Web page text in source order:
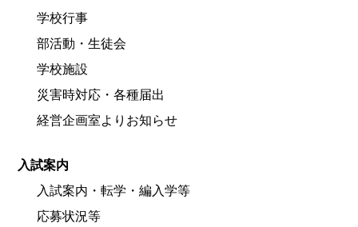
学校行事
部活動・生徒会
学校施設
災害時対応・各種届出
経営企画室よりお知らせ
入試案内
入試案内・転学・編入学等
応募状況等